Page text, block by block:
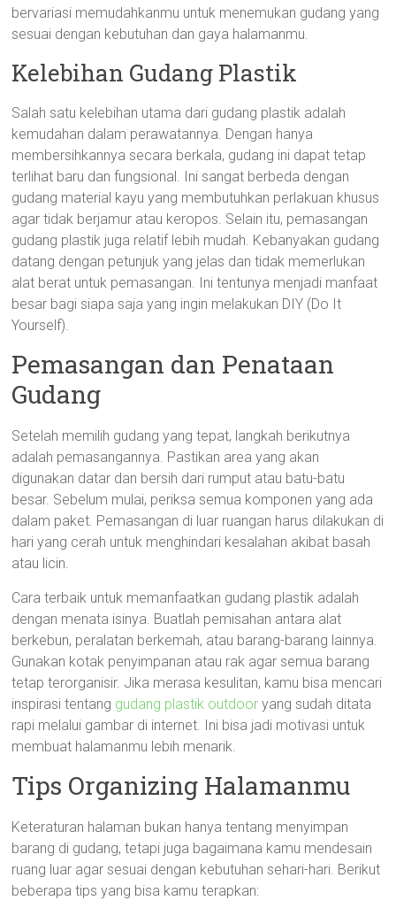
bervariasi memudahkanmu untuk menemukan gudang yang
sesuai dengan kebutuhan dan gaya halamanmu.
Kelebihan Gudang Plastik
Salah satu kelebihan utama dari gudang plastik adalah
kemudahan dalam perawatannya. Dengan hanya
membersihkannya secara berkala, gudang ini dapat tetap
terlihat baru dan fungsional. Ini sangat berbeda dengan
gudang material kayu yang membutuhkan perlakuan khusus
agar tidak berjamur atau keropos. Selain itu, pemasangan
gudang plastik juga relatif lebih mudah. Kebanyakan gudang
datang dengan petunjuk yang jelas dan tidak memerlukan
alat berat untuk pemasangan. Ini tentunya menjadi manfaat
besar bagi siapa saja yang ingin melakukan DIY (Do It
Yourself).
Pemasangan dan Penataan
Gudang
Setelah memilih gudang yang tepat, langkah berikutnya
adalah pemasangannya. Pastikan area yang akan
digunakan datar dan bersih dari rumput atau batu-batu
besar. Sebelum mulai, periksa semua komponen yang ada
dalam paket. Pemasangan di luar ruangan harus dilakukan di
hari yang cerah untuk menghindari kesalahan akibat basah
atau licin.
Cara terbaik untuk memanfaatkan gudang plastik adalah
dengan menata isinya. Buatlah pemisahan antara alat
berkebun, peralatan berkemah, atau barang-barang lainnya.
Gunakan kotak penyimpanan atau rak agar semua barang
tetap terorganisir. Jika merasa kesulitan, kamu bisa mencari
inspirasi tentang gudang plastik outdoor yang sudah ditata
rapi melalui gambar di internet. Ini bisa jadi motivasi untuk
membuat halamanmu lebih menarik.
Tips Organizing Halamanmu
Keteraturan halaman bukan hanya tentang menyimpan
barang di gudang, tetapi juga bagaimana kamu mendesain
ruang luar agar sesuai dengan kebutuhan sehari-hari. Berikut
beberapa tips yang bisa kamu terapkan: